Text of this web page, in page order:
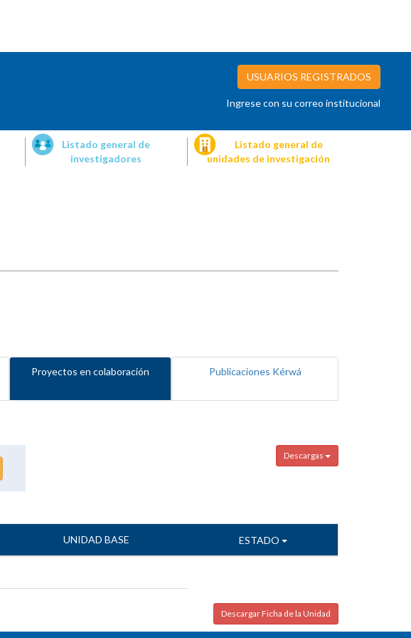
USUARIOS REGISTRADOS
Ingrese con su correo institucional
Listado general de
investigadores
Listado general de
unidades de investigación
Proyectos en colaboración Publicaciones Kérwá
Descargas
UNIDAD BASE ESTADO
Descargar Ficha de la Unidad